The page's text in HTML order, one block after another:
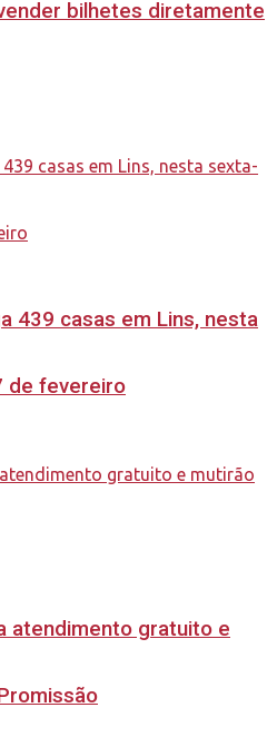
bilhetes diretamente
439 casas em Lins, nesta
de fevereiro
atendimento gratuito e